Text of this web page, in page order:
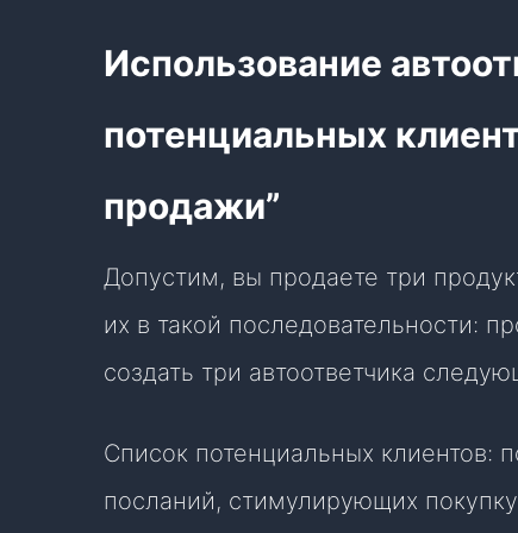
Использование
потенциальных
продажи”
Допустим, вы продаете три
их в такой последовательности:
создать три автоответчика
Список потенциальных клиентов:
посланий, стимулирующих